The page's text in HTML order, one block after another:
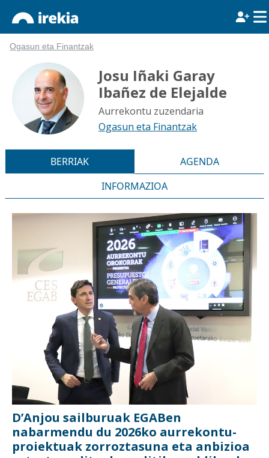
Ogasun eta Finantzak
Josu Iñaki Garay
Ibañez de Elejalde
Aurrekontu zuzendaria
Ogasun eta Finantzak
BERRIAK
AGENDA
INFORMAZIOA